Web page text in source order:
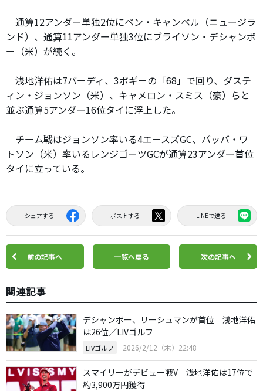
通算12アンダー単独2位にベン・キャンベル（ニュージラ
ンド）、通算11アンダー単独3位にブライソン・デシャンボ
ー（米）が続く。
浅地洋佑は7バーディ、3ボギーの「68」で回り、ダステ
ィン・ジョンソン（米）、キャメロン・スミス（豪）らと
並ぶ通算5アンダー16位タイに浮上した。
チーム戦はジョンソン率いる4エースズGC、バッバ・ワ
トソン（米）率いるレンジゴーツGCが通算23アンダー首位
タイに立っている。
シェアする ポストする LINEで送る
前の記事へ 一覧へ戻る 次の記事へ
関連記事
デシャンボー、リーシュマンが首位 浅地洋佑
は26位／LIVゴルフ
LIVゴルフ 2026/2/12（木）22:48
スマイリーがデビュー戦V 浅地洋佑は17位で
約3,900万円獲得